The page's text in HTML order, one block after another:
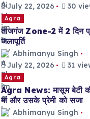
July 22, 2026
30
Agra
ताजगंज Zone-2 में 2 दिन
जलापूर्ति
Abhimanyu Singh
July 22, 2026
31
Agra
Agra News: मासूम बेटी की
मां और उसके प्रेमी को सजा
Abhimanyu Singh